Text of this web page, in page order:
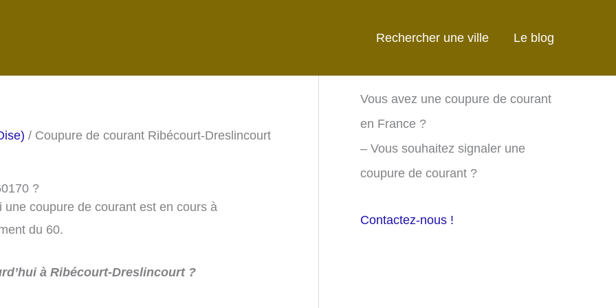
Rechercher une ville Le blog
/ Coupure de courant Ribécourt-Dreslincourt
?
une coupure de courant est en cours à
du 60.
à Ribécourt-Dreslincourt ?
Vous avez une coupure de courant
en France ?
– Vous souhaitez signaler une
coupure de courant ?
Contactez-nous !